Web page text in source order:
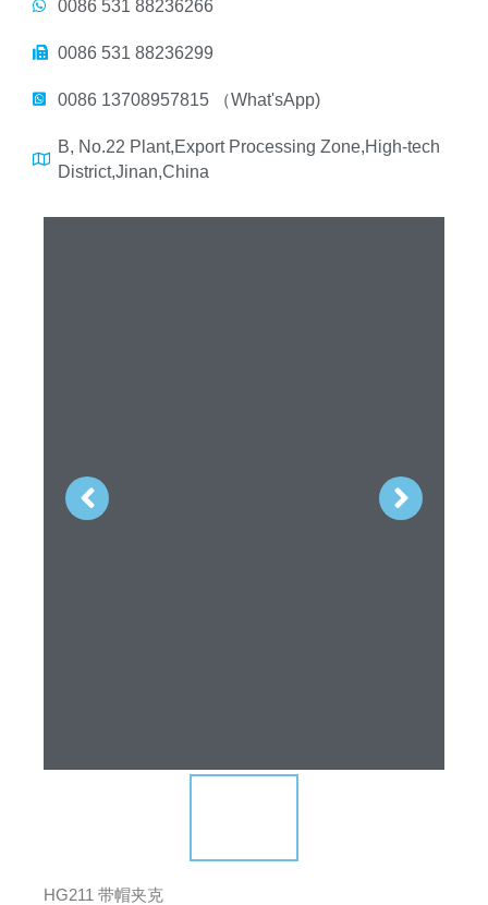
0086 531 88236266
0086 531 88236299
0086 13708957815 （What'sApp)
B, No.22 Plant,Export Processing Zone,High-tech
District,Jinan,China
HG211 带帽夹克